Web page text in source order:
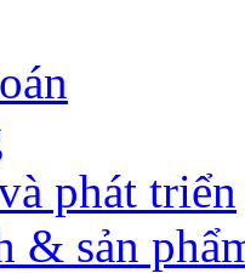
phát triển
& sản